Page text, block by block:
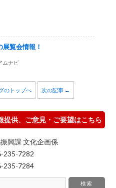
覧会情報！
ムナビ
のトップへ 次の記事 →
提供、ご意見・ご要望はこちら
興課 文化企画係
235-7282
235-7284